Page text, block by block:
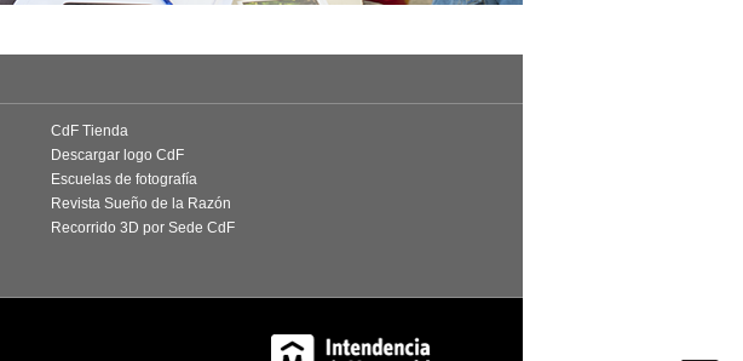
CdF Tienda
Descargar logo CdF
Escuelas de fotografía
Revista Sueño de la Razón
Recorrido 3D por Sede CdF